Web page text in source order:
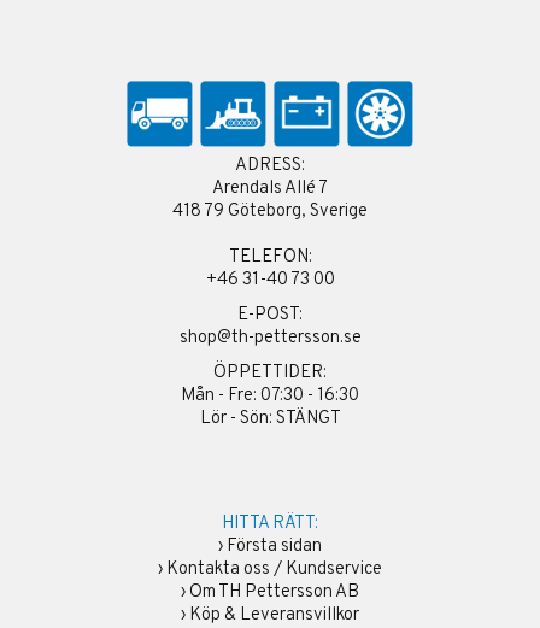
ADRESS:
Arendals Allé 7
418 79 Göteborg, Sverige
TELEFON:
+46 31-40 73 00
E-POST:
shop@th-pettersson.se
ÖPPETTIDER:
Mån - Fre: 07:30 - 16:30
Lör - Sön: STÄNGT
HITTA RÄTT:
› Första sidan
› Kontakta oss / Kundservice
› Om TH Pettersson AB
› Köp & Leveransvillkor